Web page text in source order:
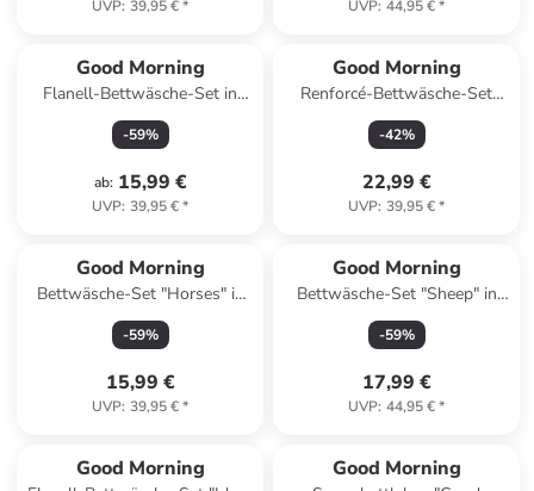
UVP: 39,95 €* UVP: 44,95 €*
Good Morning
Flanell-Bettwäsche-Set in
Hellgrau
-59%
ab: 15,99 €
UVP: 39,95 €*
Good Morning
Renforcé-Bettwäsche-Set
''Simo'' in Beige/ Schwarz
-42%
22,99 €
UVP: 39,95 €*
Good Morning
Bettwäsche-Set "Horses" in
Rosa/ Bunt
-59%
15,99 €
UVP: 39,95 €*
Good Morning
Bettwäsche-Set "Sheep" in
Dunkelblau
-59%
17,99 €
UVP: 44,95 €*
Good Morning Good Morning